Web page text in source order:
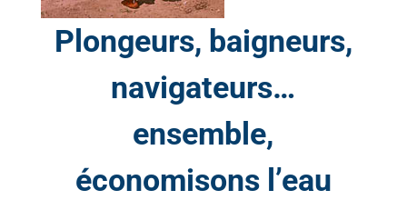
Plongeurs, baigneurs,
navigateurs…
ensemble,
économisons l’eau